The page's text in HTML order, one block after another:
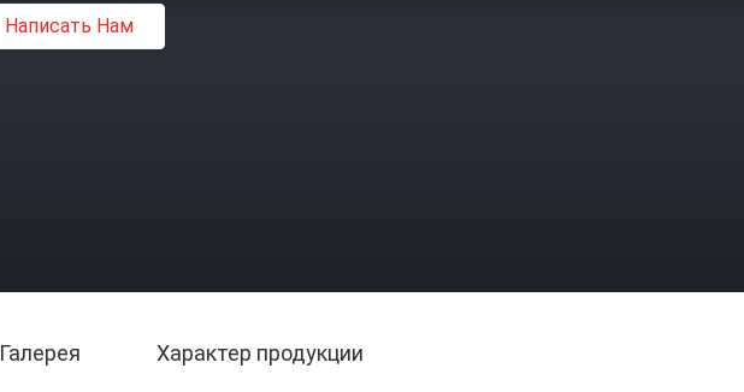
Написать Нам
Галерея Характер продукции